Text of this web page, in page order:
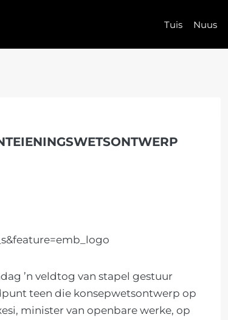
Tuis Nuus
’n veldtog van stapel gestuur
teen die konsepwetsontwerp op
minister van openbare werke, op